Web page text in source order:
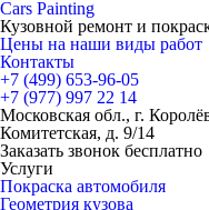
Cars Painting
Кузовной ремонт и
Цены на наши виды работ
Контакты
+7 (499) 653-96-05
+7 (977) 997 22 14
Московская обл., г.
Комитетская, д. 9/14
Заказать звонок бесплатно
Услуги
Покраска автомобиля
Геометрия кузова